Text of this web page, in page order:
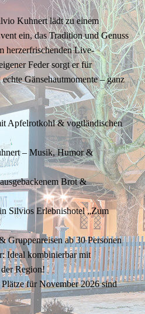
Kuhnert lädt zu einem
ein, das Tradition und Genuss
herzerfrischenden Live-
Feder sorgt er für
Gänsehautmomente – ganz
Apfelrotkohl & vogtländischen
– Musik, Humor &
Brot &
Silvios Erlebnishotel „Zum
Gruppenreisen ab 30 Personen
Ideal kombinierbar mit
Region!
für November 2026 sind